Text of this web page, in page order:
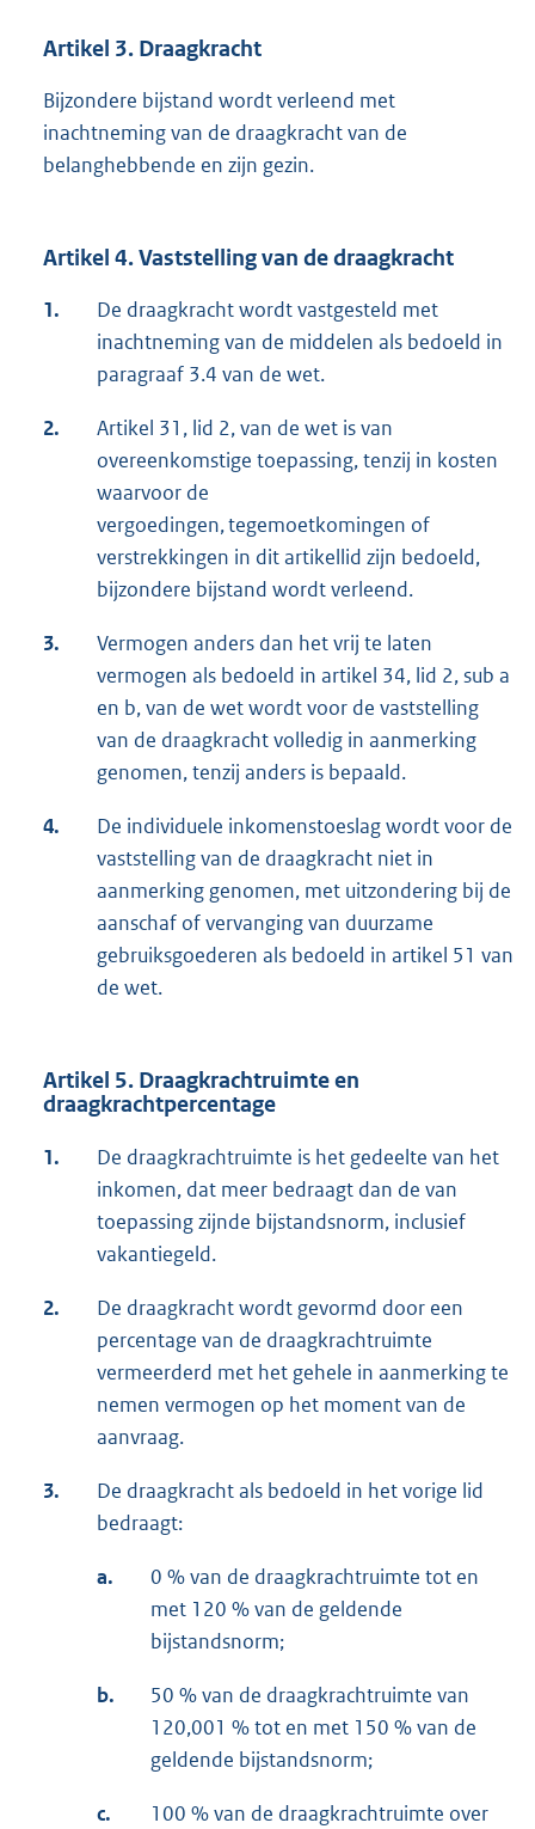
Artikel 3. Draagkracht
Bijzondere bijstand wordt verleend met
inachtneming van de draagkracht van de
belanghebbende en zijn gezin.
Artikel 4. Vaststelling van de draagkracht
1.
De draagkracht wordt vastgesteld met
inachtneming van de middelen als bedoeld in
paragraaf 3.4 van de wet.
2.
Artikel 31, lid 2, van de wet is van
overeenkomstige toepassing, tenzij in kosten
waarvoor de
vergoedingen, tegemoetkomingen of
verstrekkingen in dit artikellid zijn bedoeld,
bijzondere bijstand wordt verleend.
3.
Vermogen anders dan het vrij te laten
vermogen als bedoeld in artikel 34, lid 2, sub a
en b, van de wet wordt voor de vaststelling
van de draagkracht volledig in aanmerking
genomen, tenzij anders is bepaald.
4.
De individuele inkomenstoeslag wordt voor de
vaststelling van de draagkracht niet in
aanmerking genomen, met uitzondering bij de
aanschaf of vervanging van duurzame
gebruiksgoederen als bedoeld in artikel 51 van
de wet.
Artikel 5. Draagkrachtruimte en
draagkrachtpercentage
1.
De draagkrachtruimte is het gedeelte van het
inkomen, dat meer bedraagt dan de van
toepassing zijnde bijstandsnorm, inclusief
vakantiegeld.
2.
De draagkracht wordt gevormd door een
percentage van de draagkrachtruimte
vermeerderd met het gehele in aanmerking te
nemen vermogen op het moment van de
aanvraag.
3.
De draagkracht als bedoeld in het vorige lid
bedraagt:
a.
0 % van de draagkrachtruimte tot en
met 120 % van de geldende
bijstandsnorm;
b.
50 % van de draagkrachtruimte van
120,001 % tot en met 150 % van de
geldende bijstandsnorm;
c. 100 % van de draagkrachtruimte over